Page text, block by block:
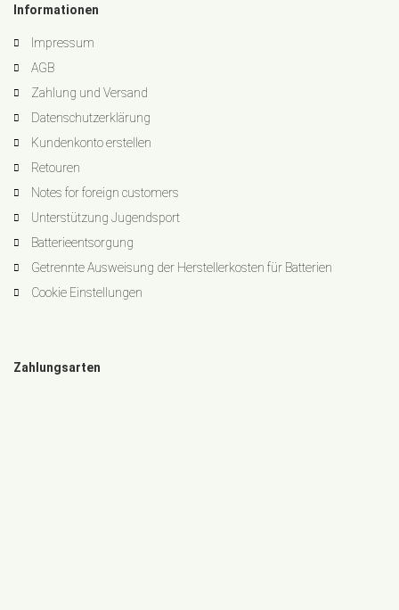
Informationen
Impressum
AGB
Zahlung und Versand
Datenschutzerklärung
Kundenkonto erstellen
Retouren
Notes for foreign customers
Unterstützung Jugendsport
Batterieentsorgung
Getrennte Ausweisung der Herstellerkosten für Batterien
Cookie Einstellungen
Zahlungsarten